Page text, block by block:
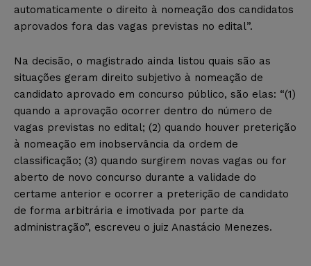
automaticamente o direito à nomeação dos candidatos
aprovados fora das vagas previstas no edital”.
Na decisão, o magistrado ainda listou quais são as
situações geram direito subjetivo à nomeação de
candidato aprovado em concurso público, são elas: “(1)
quando a aprovação ocorrer dentro do número de
vagas previstas no edital; (2) quando houver preterição
à nomeação em inobservância da ordem de
classificação; (3) quando surgirem novas vagas ou for
aberto de novo concurso durante a validade do
certame anterior e ocorrer a preterição de candidato
de forma arbitrária e imotivada por parte da
administração”, escreveu o juiz Anastácio Menezes.